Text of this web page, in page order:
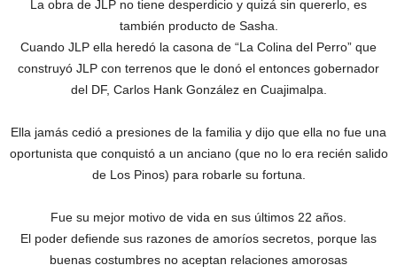
La obra de JLP no tiene desperdicio y quizá sin quererlo, es
también producto de Sasha.
Cuando JLP ella heredó la casona de “La Colina del Perro” que
construyó JLP con terrenos que le donó el entonces gobernador
del DF, Carlos Hank González en Cuajimalpa.
Ella jamás cedió a presiones de la familia y dijo que ella no fue una
oportunista que conquistó a un anciano (que no lo era recién salido
de Los Pinos) para robarle su fortuna.
Fue su mejor motivo de vida en sus últimos 22 años.
El poder defiende sus razones de amoríos secretos, porque las
buenas costumbres no aceptan relaciones amorosas